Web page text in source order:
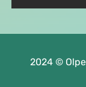
2024 ©